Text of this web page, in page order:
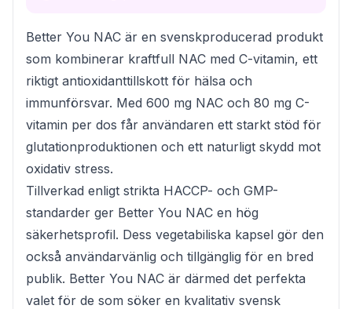
Better You NAC är en svenskproducerad produkt
som kombinerar kraftfull NAC med C-vitamin, ett
riktigt antioxidanttillskott för hälsa och
immunförsvar. Med 600 mg NAC och 80 mg C-
vitamin per dos får användaren ett starkt stöd för
glutationproduktionen och ett naturligt skydd mot
oxidativ stress.
Tillverkad enligt strikta HACCP- och GMP-
standarder ger Better You NAC en hög
säkerhetsprofil. Dess vegetabiliska kapsel gör den
också användarvänlig och tillgänglig för en bred
publik. Better You NAC är därmed det perfekta
valet för de som söker en kvalitativ svensk